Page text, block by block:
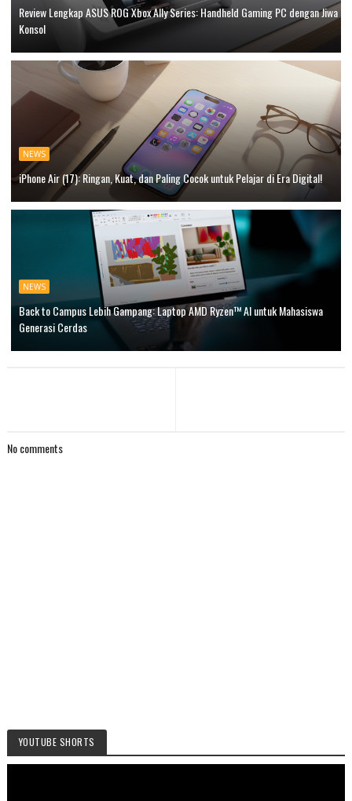
Review Lengkap ASUS ROG Xbox Ally Series: Handheld Gaming PC dengan Jiwa
Konsol
NEWS
iPhone Air (17): Ringan, Kuat, dan Paling Cocok untuk Pelajar di Era Digital!
NEWS
Back to Campus Lebih Gampang: Laptop AMD Ryzen™ AI untuk Mahasiswa
Generasi Cerdas
No comments
YOUTUBE SHORTS